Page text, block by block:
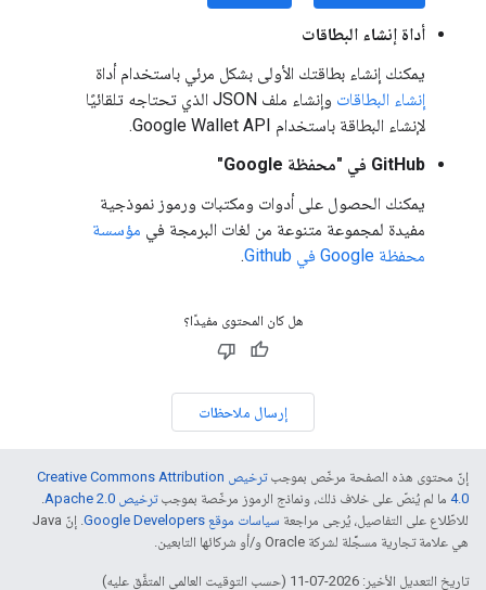
أداة إنشاء البطاقات
يمكنك إنشاء بطاقتك الأولى بشكل مرئي باستخدام أداة
إنشاء البطاقات
وإنشاء ملف JSON الذي تحتاجه تلقائيًا
لإنشاء البطاقة باستخدام Google Wallet API.
GitHub في "محفظة Google"
يمكنك الحصول على أدوات ومكتبات ورموز نموذجية
مفيدة لمجموعة متنوعة من لغات البرمجة في مؤسسة
محفظة Google في Github
.
هل كان المحتوى مفيدًا؟
إرسال ملاحظات
إنّ محتوى هذه الصفحة مرخّص بموجب
ترخيص Creative Commons Attribution
4.0‏ ما لم يُنصّ على خلاف ذلك، ونماذج الرموز مرخّصة بموجبترخيص Apache 2.0‏
.
للاطّلاع على التفاصيل، يُرجى مراجعة سياسات موقع Google Developers‏
. إنّ Java
هي علامة تجارية مسجَّلة لشركة Oracle و/أو شركائها التابعين.
تاريخ التعديل الأخير: 2026-07-11 (حسب التوقيت العالمي المتفَّق عليه)